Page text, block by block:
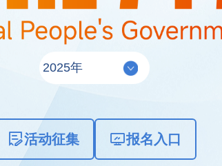
活动征集 报名入口